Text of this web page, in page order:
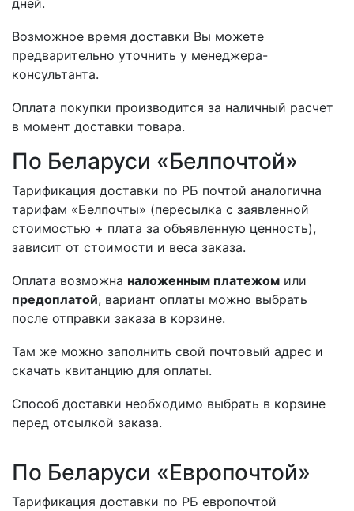
дней.
Возможное время доставки Вы можете
предварительно уточнить у менеджера-
консультанта.
Оплата покупки производится за наличный расчет
в момент доставки товара.
По Беларуси «Белпочтой»
Тарификация доставки по РБ почтой аналогична
тарифам «Белпочты» (пересылка с заявленной
стоимостью + плата за объявленную ценность),
зависит от стоимости и веса заказа.
Оплата возможна наложенным платежом или
предоплатой, вариант оплаты можно выбрать
после отправки заказа в корзине.
Там же можно заполнить свой почтовый адрес и
скачать квитанцию для оплаты.
Способ доставки необходимо выбрать в корзине
перед отсылкой заказа.
По Беларуси «Европочтой»
Тарификация доставки по РБ европочтой